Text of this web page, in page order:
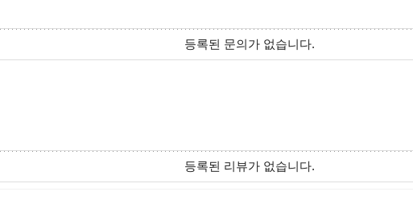
등록된 문의가 없습니다.
등록된 리뷰가 없습니다.